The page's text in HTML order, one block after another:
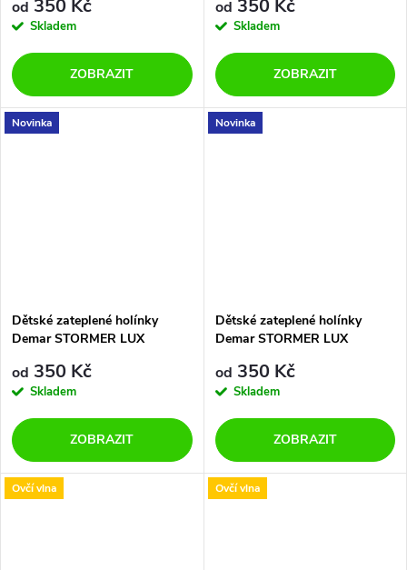
od 350 Kč
Skladem
ZOBRAZIT
od 350 Kč
Skladem
ZOBRAZIT
Novinka
Dětské zateplené holínky
Demar STORMER LUX
od 350 Kč
Skladem
ZOBRAZIT
Novinka
Dětské zateplené holínky
Demar STORMER LUX
od 350 Kč
Skladem
ZOBRAZIT
Ovčí vlna Ovčí vlna